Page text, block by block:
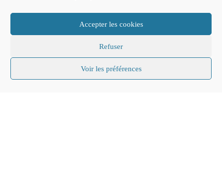
Accepter les cookies
Refuser
Voir les préférences